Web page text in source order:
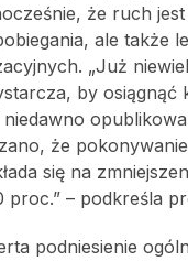
że ruch
ale także
„Już
by osiągnąć
że
się na
– podkreśla
podniesienie